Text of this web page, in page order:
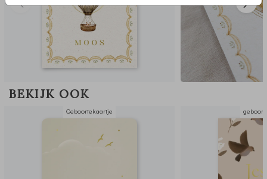
BEKIJK OOK
Geboortekaartje